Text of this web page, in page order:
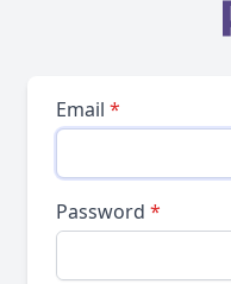
Email *
Password *